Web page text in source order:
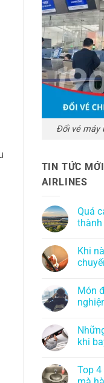
Đổi vé máy
TIN TỨC
AIRLINES
Quá
thành
Khi
Món
khi
Top